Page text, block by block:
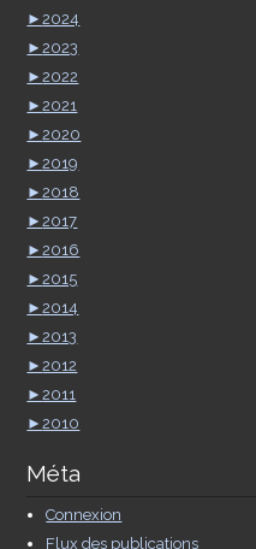
►2024
►2023
►2022
►2021
►2020
►2019
►2018
►2017
►2016
►2015
►2014
►2013
►2012
►2011
►2010
Méta
Connexion
Flux des publications